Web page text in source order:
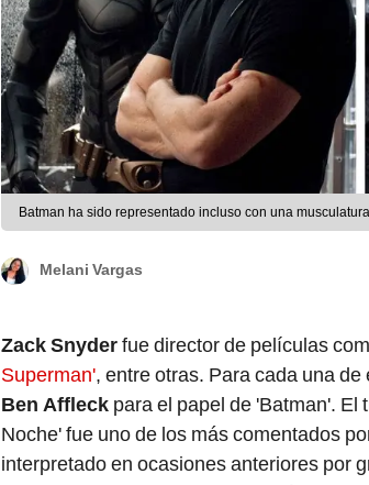
Batman ha sido representado incluso con una
Melani Vargas
Zack Snyderfue director de películas
Superman', entre otras. Para cada una
Ben Affleck para el papel de 'Batman'. El
Noche' fue uno de los más comentados
interpretado en ocasiones anteriores por